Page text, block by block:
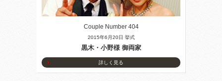
Couple Number 404
2015年6月20日 挙式
黒木・小野様 御両家
詳しく見る